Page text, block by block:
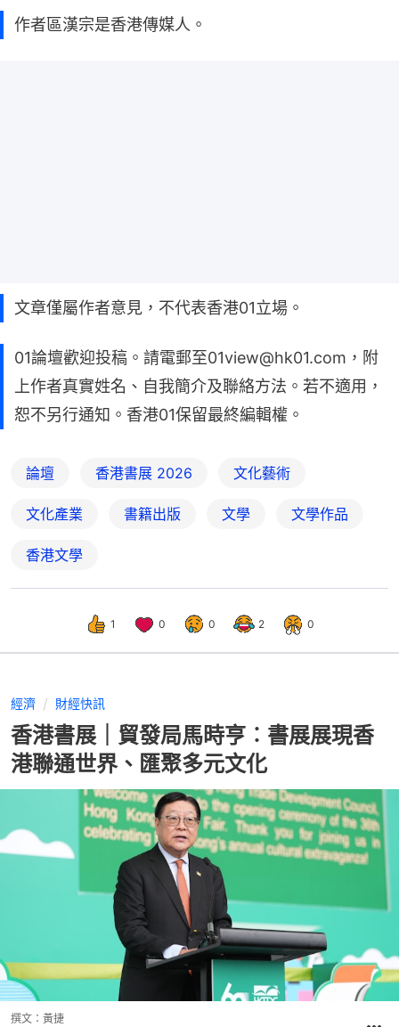
作者區漢宗是香港傳媒人。
文章僅屬作者意見，不代表香港01立場。
01論壇歡迎投稿。請電郵至01view@hk01.com，附
上作者真實姓名、自我簡介及聯絡方法。若不適用，
恕不另行通知。香港01保留最終編輯權。
論壇 香港書展 2026 文化藝術
文化產業 書籍出版 文學 文學作品
香港文學
1 0 0 2 0
經濟 財經快訊
香港書展｜貿發局馬時亨︰書展展現香
港聯通世界、匯聚多元文化
撰文： 黃捷